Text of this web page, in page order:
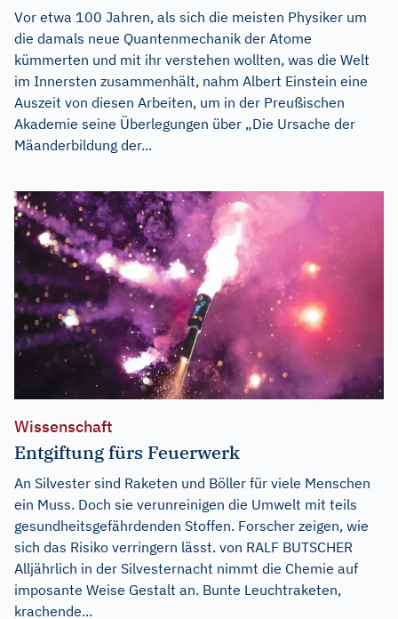
Vor etwa 100 Jahren, als sich die meisten Physiker um
die damals neue Quantenmechanik der Atome
kümmerten und mit ihr verstehen wollten, was die Welt
im Innersten zusammenhält, nahm Albert Einstein eine
Auszeit von diesen Arbeiten, um in der Preußischen
Akademie seine Überlegungen über „Die Ursache der
Mäanderbildung der...
Wissenschaft
Entgiftung fürs Feuerwerk
An Silvester sind Raketen und Böller für viele Menschen
ein Muss. Doch sie verunreinigen die Umwelt mit teils
gesundheitsgefährdenden Stoffen. Forscher zeigen, wie
sich das Risiko verringern lässt. von RALF BUTSCHER
Alljährlich in der Silvesternacht nimmt die Chemie auf
imposante Weise Gestalt an. Bunte Leuchtraketen,
krachende...